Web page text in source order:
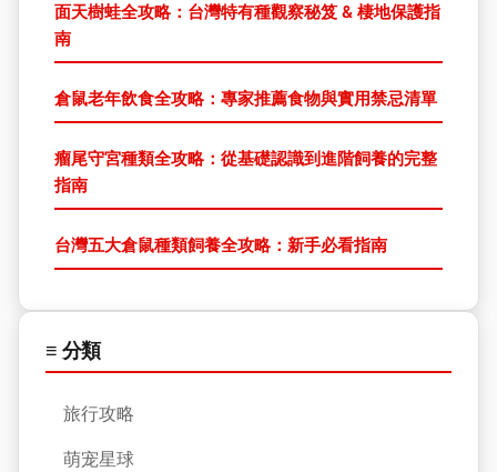
面天樹蛙全攻略：台灣特有種觀察秘笈 & 棲地保護指
南
倉鼠老年飲食全攻略：專家推薦食物與實用禁忌清單
瘤尾守宮種類全攻略：從基礎認識到進階飼養的完整
指南
台灣五大倉鼠種類飼養全攻略：新手必看指南
≡ 分類
旅行攻略
萌宠星球